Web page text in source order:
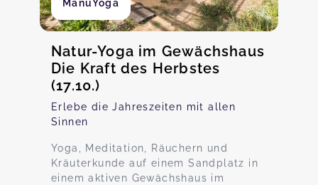
ManuYoga
Natur-Yoga im Gewächshaus
Die Kraft des Herbstes
(17.10.)
Erlebe die Jahreszeiten mit allen
Sinnen
Yoga, Meditation, Räuchern und
Kräuterkunde auf einem Sandplatz in
einem aktiven Gewächshaus im